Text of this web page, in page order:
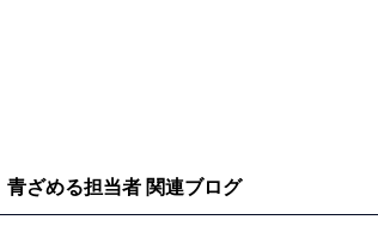
ざめる担当者 関連ブログ